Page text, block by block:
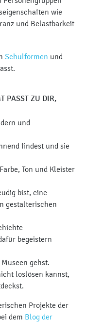
wie
und Belastbarkeit
Schulformen und
PASST ZU DIR,
und
findest und sie
Ton und Kleister
bist, eine
gestalterischen
begeistern
gehst.
loslösen kannst,
Projekte der
dem Blog der